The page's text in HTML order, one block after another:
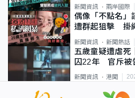
新聞資訊 兩岸國際
偶像「不點名
遭群起狙擊 掛
新聞資訊 新聞熱話
五歲童疑遭虐死
囚22年 官斥被
新聞資訊 港聞